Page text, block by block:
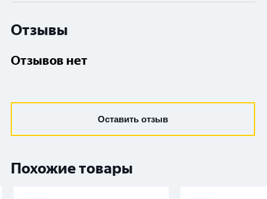
Отзывы
Отзывов нет
Оставить отзыв
Похожие товары